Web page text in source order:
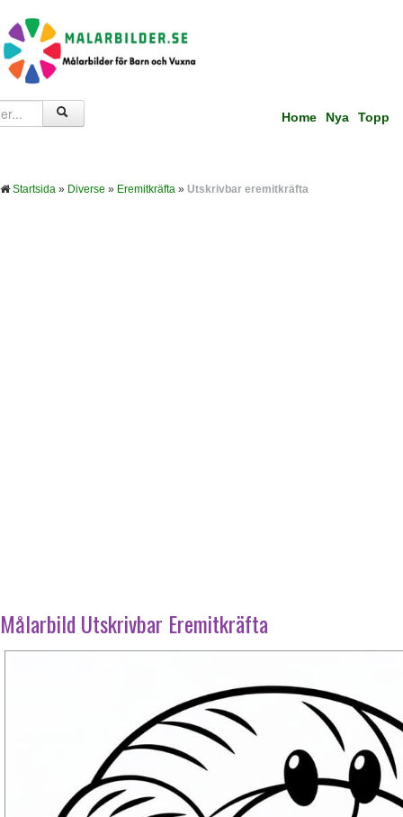
Home Nya Topp
Startsida » Diverse » Eremitkräfta » Utskrivbar eremitkräfta
Målarbild Utskrivbar Eremitkräfta